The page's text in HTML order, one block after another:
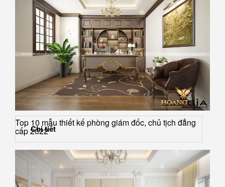
Top 10 mẫu thiết kế phòng giám đốc, chủ tịch đẳng
cấp 2022
Chi tiết